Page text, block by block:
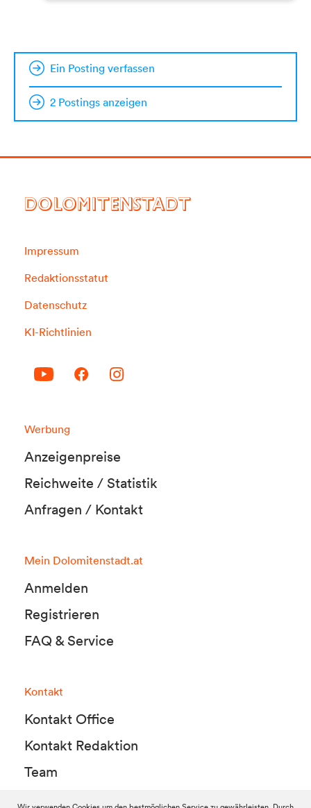
Ein Posting verfassen
2 Postings anzeigen
DOLOMITENSTADT
Impressum
Redaktionsstatut
Datenschutz
KI-Richtlinien
Werbung
Anzeigenpreise
Reichweite / Statistik
Anfragen / Kontakt
Mein Dolomitenstadt.at
Anmelden
Registrieren
FAQ & Service
Kontakt
Kontakt Office
Kontakt Redaktion
Team